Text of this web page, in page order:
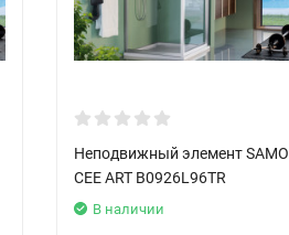
Неподвижный элемент SAMO
CEE ART B0926L96TR
В наличии